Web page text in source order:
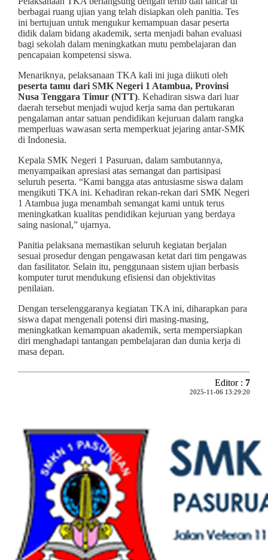
berbagai ruang ujian yang telah disiapkan oleh panitia. Tes
ini bertujuan untuk mengukur kemampuan dasar peserta
didik dalam bidang akademik, serta menjadi bahan evaluasi
bagi sekolah dalam meningkatkan mutu pembelajaran dan
pencapaian kompetensi siswa.
Menariknya, pelaksanaan TKA kali ini juga diikuti oleh
peserta tamu dari SMK Negeri 1 Atambua, Provinsi
Nusa Tenggara Timur (NTT). Kehadiran siswa dari luar
daerah tersebut menjadi wujud kerja sama dan pertukaran
pengalaman antar satuan pendidikan kejuruan dalam rangka
memperluas wawasan serta memperkuat jejaring antar-SMK
di Indonesia.
Kepala SMK Negeri 1 Pasuruan, dalam sambutannya,
menyampaikan apresiasi atas semangat dan partisipasi
seluruh peserta. “Kami bangga atas antusiasme siswa dalam
mengikuti TKA ini. Kehadiran rekan-rekan dari SMK Negeri
1 Atambua juga menambah semangat kami untuk terus
meningkatkan kualitas pendidikan kejuruan yang berdaya
saing nasional,” ujarnya.
Panitia pelaksana memastikan seluruh kegiatan berjalan
sesuai prosedur dengan pengawasan ketat dari tim pengawas
dan fasilitator. Selain itu, penggunaan sistem ujian berbasis
komputer turut mendukung efisiensi dan objektivitas
penilaian.
Dengan terselenggaranya kegiatan TKA ini, diharapkan para
siswa dapat mengenali potensi diri masing-masing,
meningkatkan kemampuan akademik, serta mempersiapkan
diri menghadapi tantangan pembelajaran dan dunia kerja di
masa depan.
Editor : 7
2025-11-06 13:29:20